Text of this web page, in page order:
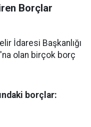
Borçlar
İdaresi Başkanlığı
olan birçok borç
borçlar: